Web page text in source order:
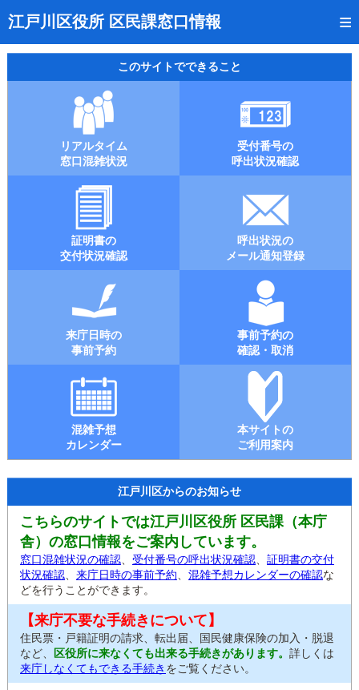
江戸川区役所 区民課窓口情報
トップページ
リアルタイム窓口混雑状況
受付番号の呼出状況確認
証明書の交付状況確認
呼出状況のメール通知登録
来庁日時の事前予約
事前予約の確認・取消
混雑予想カレンダー
本サイトのご利用案内
このサイトでできること
リアルタイム
窓口混雑状況
受付番号の
呼出状況確認
証明書の
交付状況確認
呼出状況の
メール通知登録
来庁日時の
事前予約
事前予約の
確認・取消
混雑予想
カレンダー
本サイトの
ご利用案内
江戸川区からのお知らせ
こちらのサイトでは江戸川区役所 区民課（本庁
舎）の窓口情報をご案内しています。
窓口混雑状況の確認 受付番号の呼出状況確認
証明書の交付
状況確認
来庁日時の事前予約 混雑予想カレンダーの確認な
どを行うことができます。
【来庁不要な手続きについて】
住民票・戸籍証明の請求、転出届、国民健康保険の加入・脱退
など、
区役所に来なくても出来る手続きがあります。 詳しくは
来庁しなくてもできる手続き をご覧ください。